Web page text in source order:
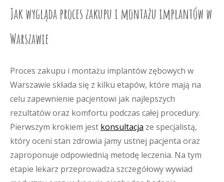
Jak wygląda proces zakupu i montażu implantów w
Warszawie
Proces zakupu i montażu implantów zębowych w
Warszawie składa się z kilku etapów, które mają na
celu zapewnienie pacjentowi jak najlepszych
rezultatów oraz komfortu podczas całej procedury.
Pierwszym krokiem jest konsultacja ze specjalistą,
który oceni stan zdrowia jamy ustnej pacjenta oraz
zaproponuje odpowiednią metodę leczenia. Na tym
etapie lekarz przeprowadza szczegółowy wywiad